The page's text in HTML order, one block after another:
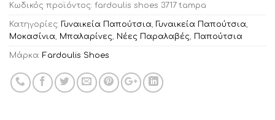
Κωδικός προϊόντος: fardoulis shoes 3717 tampa
Κατηγορίες: Γυναικεία Παπούτσια Γυναικεία Παπούτσια
Μοκασίνια
Μπαλαρίνες Νέες Παραλαβές Παπούτσια
Μάρκα: Fardoulis Shoes